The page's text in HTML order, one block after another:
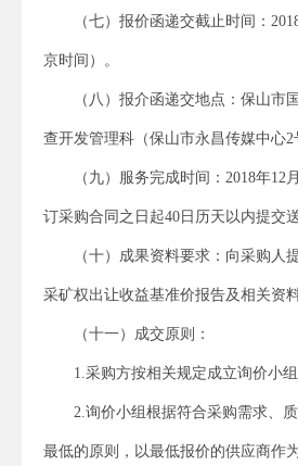
（七）报价函递交截止时间：
京时间）。
（八）报介函递交地点：保山市
查开发管理科（保山市永昌传媒中心2
（九）服务完成时间：2018年12
订采购合同之日起40日历天以内提交送
（十）成果资料要求：向采购人
采矿权出让收益基准价报告及相关资料
（十一）成交原则：
1.采购方按相关规定成立询价小组
2.询价小组根据符合采购需求、
最低的原则，以最低报价的供应商作